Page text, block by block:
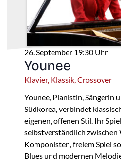
26. September 19:30 Uhr
Younee
Klavier, Klassik, Crossover
Younee, Pianistin, Sängerin
Südkorea, verbindet
eigenen, offenen Stil. Ihr
selbstverständlich zwischen
Komponisten, freiem Spiel
Blues und modernen